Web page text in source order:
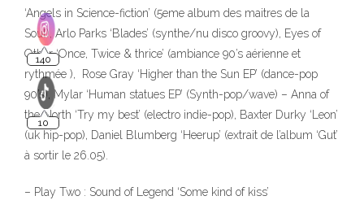
‘Angels in Science-fiction’ (5eme album des maitres de la
Soul), Arlo Parks ‘Blades’ (synthe/nu disco groovy), Eyes of
Other ‘Once, Twice & thrice’ (ambiance 90’s aérienne et
rythmée ), Rose Gray ‘Higher than the Sun EP’ (dance-pop
90’s), Mylar ‘Human statues EP’ (Synth-pop/wave) – Anna of
the North ‘Try my best’ (electro indie-pop), Baxter Durky ‘Leon’
(uk hip-pop), Daniel Blumberg ‘Heerup’ (extrait de l’album ‘Gut’
à sortir le 26.05).
– Play Two : Sound of Legend ‘Some kind of kiss’